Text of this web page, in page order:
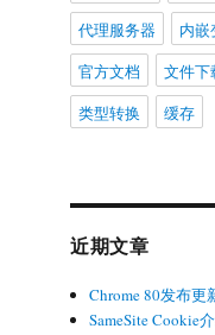
代理服务器
内嵌
官方文档
文件下
类型转换
缓存
近期文章
Chrome 80发布更
SameSite Cookie